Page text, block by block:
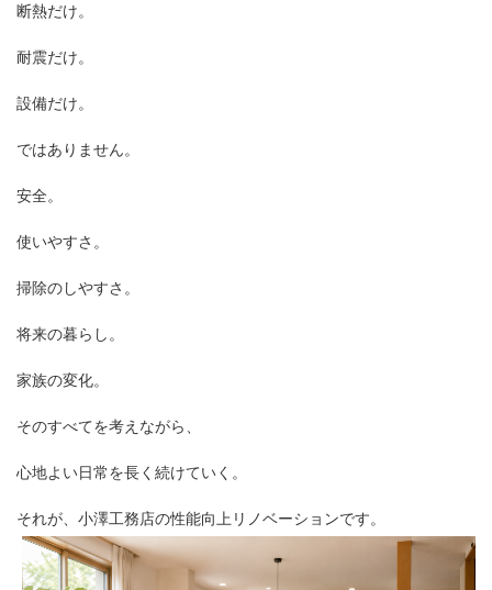
断熱だけ。
耐震だけ。
設備だけ。
ではありません。
安全。
使いやすさ。
掃除のしやすさ。
将来の暮らし。
家族の変化。
そのすべてを考えながら、
心地よい日常を長く続けていく。
それが、小澤工務店の性能向上リノベーションです。